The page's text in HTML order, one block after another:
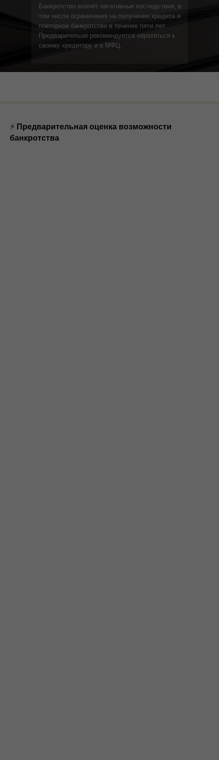
Банкротство влечёт негативные последствия, в
том числе ограничения на получение кредита и
повторное банкротство в течение пяти лет.
Предварительно рекомендуется обратиться к
своему кредитору и в МФЦ.
⚡ Предварительная оценка возможности
банкротства